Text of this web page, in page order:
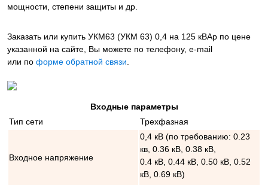
мощности, степени защиты и др.
Заказать или купить УКМ63 (УКМ 63) 0,4 на 125 кВАр по цене
указанной на сайте, Вы можете по телефону, e-mail
или по форме обратной связи.
Входные параметры
Тип сети
Трехфазная
Входное напряжение
0,4 кВ (по требованию: 0.23
кв, 0.36 кВ, 0.38 кВ,
0.4 кВ, 0.44 кВ, 0.50 кВ, 0.52
кВ, 0.69 кВ)